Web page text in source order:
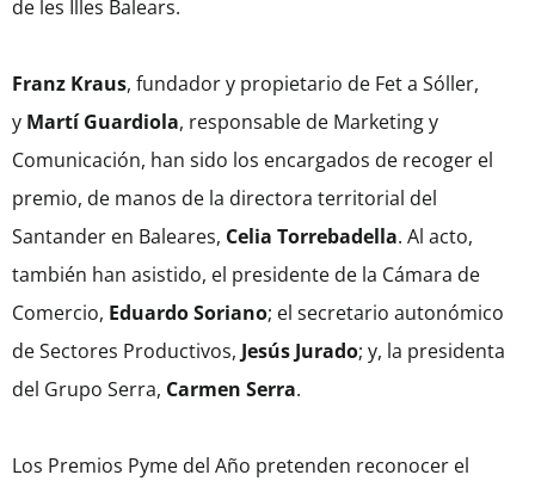
de les Illes Balears.
Franz Kraus, fundador y propietario de Fet a Sóller,
y Martí Guardiola, responsable de Marketing y
Comunicación, han sido los encargados de recoger el
premio, de manos de la directora territorial del
Santander en Baleares, Celia Torrebadella. Al acto,
también han asistido, el presidente de la Cámara de
Comercio, Eduardo Soriano; el secretario autonómico
de Sectores Productivos, Jesús Jurado; y, la presidenta
del Grupo Serra, Carmen Serra.
Los Premios Pyme del Año pretenden reconocer el